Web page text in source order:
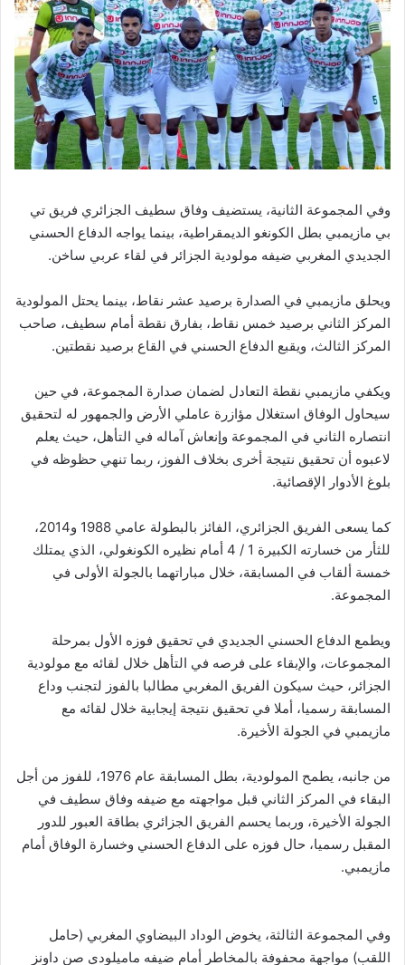
وفي المجموعة الثانية، يستضيف وفاق سطيف الجزائري فريق تي
بي مازيمبي بطل الكونغو الديمقراطية، بينما يواجه الدفاع الحسني
الجديدي المغربي ضيفه مولودية الجزائر في لقاء عربي ساخن.
ويحلق مازيمبي في الصدارة برصيد عشر نقاط، بينما يحتل المولودية
المركز الثاني برصيد خمس نقاط، بفارق نقطة أمام سطيف، صاحب
المركز الثالث، ويقبع الدفاع الحسني في القاع برصيد نقطتين.
ويكفي مازيمبي نقطة التعادل لضمان صدارة المجموعة، في حين
سيحاول الوفاق استغلال مؤازرة عاملي الأرض والجمهور له لتحقيق
انتصاره الثاني في المجموعة وإنعاش آماله في التأهل، حيث يعلم
لاعبوه أن تحقيق نتيجة أخرى بخلاف الفوز، ربما تنهي حظوظه في
بلوغ الأدوار الإقصائية.
كما يسعى الفريق الجزائري، الفائز بالبطولة عامي 1988 و2014،
للثأر من خسارته الكبيرة 1 / 4 أمام نظيره الكونغولي، الذي يمتلك
خمسة ألقاب في المسابقة، خلال مباراتهما بالجولة الأولى في
المجموعة.
ويطمع الدفاع الحسني الجديدي في تحقيق فوزه الأول بمرحلة
المجموعات، والإبقاء على فرصه في التأهل خلال لقائه مع مولودية
الجزائر، حيث سيكون الفريق المغربي مطالبا بالفوز لتجنب وداع
المسابقة رسميا، أملا في تحقيق نتيجة إيجابية خلال لقائه مع
مازيمبي في الجولة الأخيرة.
من جانبه، يطمح المولودية، بطل المسابقة عام 1976، للفوز من أجل
البقاء في المركز الثاني قبل مواجهته مع ضيفه وفاق سطيف في
الجولة الأخيرة، وربما يحسم الفريق الجزائري بطاقة العبور للدور
المقبل رسميا، حال فوزه على الدفاع الحسني وخسارة الوفاق أمام
مازيمبي.
وفي المجموعة الثالثة، يخوض الوداد البيضاوي المغربي (حامل
اللقب) مواجهة محفوفة بالمخاطر أمام ضيفه ماميلودي صن داونز